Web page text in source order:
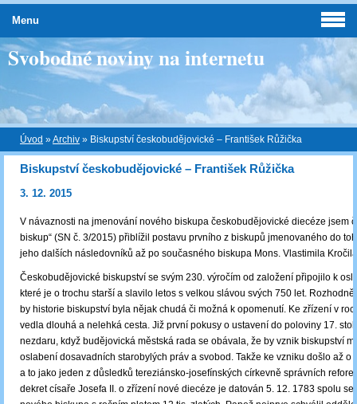
Svobodné noviny na internetu
Úvod »Archiv » Biskupství českobudějovické – František Růžička
Biskupství českobudějovické – František Růžička
3. 12. 2015
V návaznosti na jmenování nového biskupa českobudějovické diecéze jsem
biskup“ (SN č. 3/2015) přiblížil postavu prvního z biskupů jmenovaného do
jeho dalších následovníků až po současného biskupa Mons. Vlastimila
Českobudějovické biskupství se svým 230. výročím od založení připojilo k
které je o trochu starší a slavilo letos s velkou slávou svých 750 let.
by historie biskupství byla nějak chudá či možná k opomenutí. Ke zřízení v
vedla dlouhá a nelehká cesta. Již první pokusy o ustavení do poloviny 17.
nezdaru, když budějovická městská rada se obávala, že by vznik biskupství
oslabení dosavadních starobylých práv a svobod. Takže ke vzniku došlo až o
a to jako jeden z důsledků tereziánsko-josefínských církevně správních
dekret císaře Josefa II. o zřízení nové diecéze je datován 5. 12. 1783 spolu
Menu